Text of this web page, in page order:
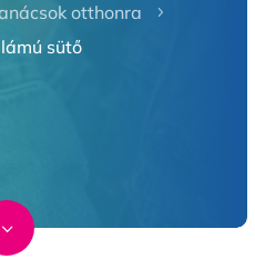
otthonra 5
sütő
3